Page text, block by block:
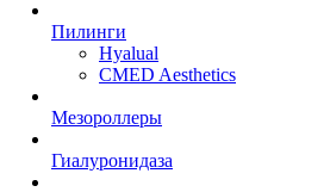
Пилинги
Hyalual
CMED Aesthetics
Мезороллеры
Гиалуронидаза